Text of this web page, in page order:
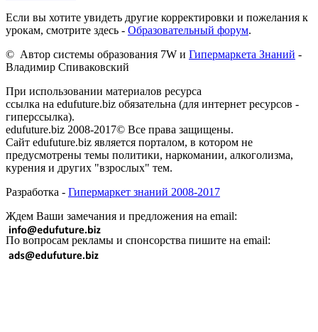
Если вы хотите увидеть другие корректировки и пожелания к
урокам, смотрите здесь - Образовательный форум.
© Автор системы образования 7W и Гипермаркета Знаний -
Владимир Спиваковский
При использовании материалов ресурса
ссылка на edufuture.biz обязательна (для интернет ресурсов -
гиперссылка).
edufuture.biz 2008-2017© Все права защищены.
Сайт edufuture.biz является порталом, в котором не
предусмотрены темы политики, наркомании, алкоголизма,
курения и других "взрослых" тем.
Разработка - Гипермаркет знаний 2008-2017
Ждем Ваши замечания и предложения на email:
По вопросам рекламы и спонсорства пишите на email: